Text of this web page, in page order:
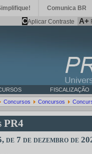
Comunica BR
CAplicar Contraste A+
FISCALIZAÇÃO
Concursos Concursos
PR4
de 7 de dezembro de